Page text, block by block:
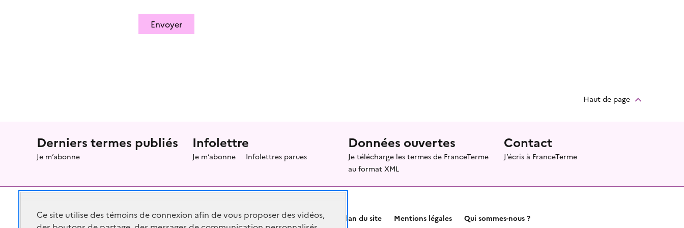
Envoyer
Haut de page
Menu prefooter
Derniers termes publiés
Je m’abonne
Infolettre
Je m’abonne Infolettres parues
Données ouvertes
Je télécharge les termes de FranceTerme
au format XML
Contact
J’écris à FranceTerme
Plan du site Mentions légales Qui sommes-nous ?
Ce site utilise des témoins de connexion afin de vous proposer des vidéos,